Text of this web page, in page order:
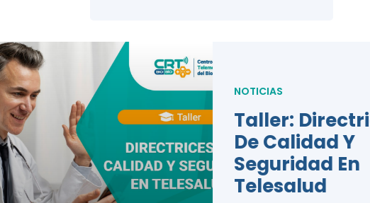
NOTICIAS
Taller:
De Calidad Y
Seguridad En
Telesalud